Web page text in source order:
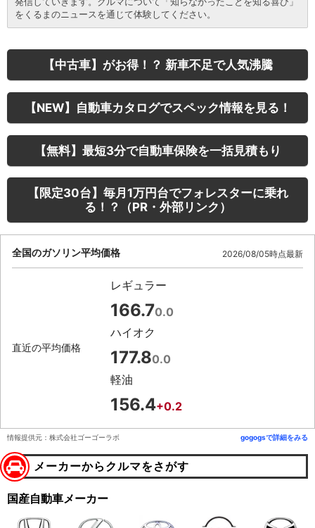
をくるまのニュースを通じて体験してください。
【中古車】がお得！？ 新車不足で人気沸騰
【NEW】自動車カタログでスペック情報を見る！
【無料】最短3分で自動車保険を一括見積もり
【限定30台】毎月1万円台でフォレスターに乗れ
る！？（PR・外部リンク）
全国のガソリン平均価格 2026/08/05時点最新
直近の平均価格
レギュラー
166.70.0
ハイオク
177.80.0
軽油
156.4+0.2
情報提供元：株式会社ゴーゴーラボ gogogsで詳細をみる
メーカーからクルマをさがす
国産自動車メーカー